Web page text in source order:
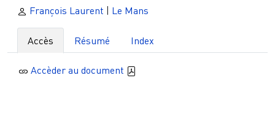
François Laurent Le Mans
Accès Résumé Index
Accèder au document